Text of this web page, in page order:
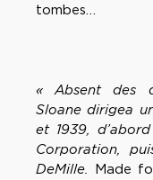
tombes…
« Absent des
Sloane dirigea
et 1939,
Corporation,
DeMille.
Made